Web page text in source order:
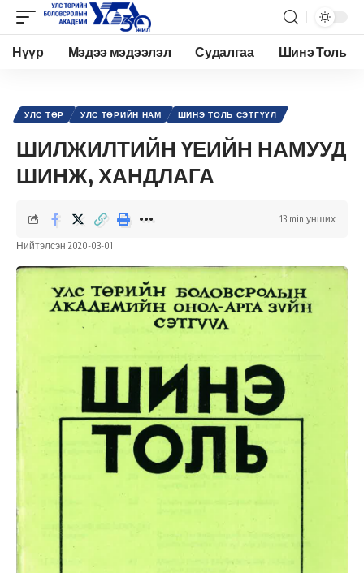
Нүүр Мэдээ мэдээлэл Судалгаа Шинэ Толь
УЛС ТӨР УЛС ТӨРИЙН НАМ ШИНЭ ТОЛЬ СЭТГҮҮЛ
ШИЛЖИЛТИЙН ҮЕИЙН НАМУУД
ШИНЖ, ХАНДЛАГА
Нийтэлсэн 2020-03-01
13 min унших